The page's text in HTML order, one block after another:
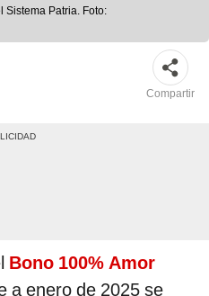
Sistema Patria. Foto:
Compartir
Bono 100% Amor
a enero de 2025 se